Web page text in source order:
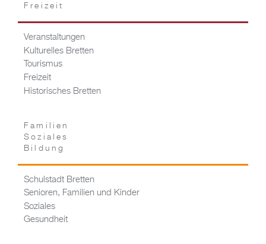
Freizeit
Veranstaltungen
Kulturelles Bretten
Tourismus
Freizeit
Historisches Bretten
Familien
Soziales
Bildung
Schulstadt Bretten
Senioren, Familien und Kinder
Soziales
Gesundheit